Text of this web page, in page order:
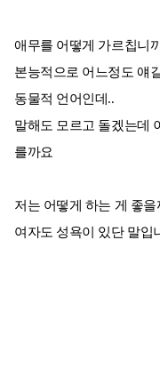
애무를 어떻게 가르칩니
본능적으로 어느정도 얘
동물적 언어인데..
말해도 모르고 돌겠는데
를까요
저는 어떻게 하는 게 좋을
여자도 성욕이 있단 말입